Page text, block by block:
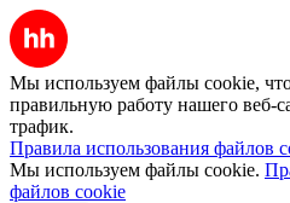
Мы используем файлы cookie,
правильную работу нашего веб-
трафик.
Правила использования файлов
Мы используем файлы cookie.
файлов cookie